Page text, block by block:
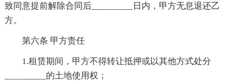
致同意提前解除合同后_________日内，甲方无息退还乙
方。
第六条 甲方责任
1.租赁期间，甲方不得转让抵押或以其他方式处分
_________的土地使用权；